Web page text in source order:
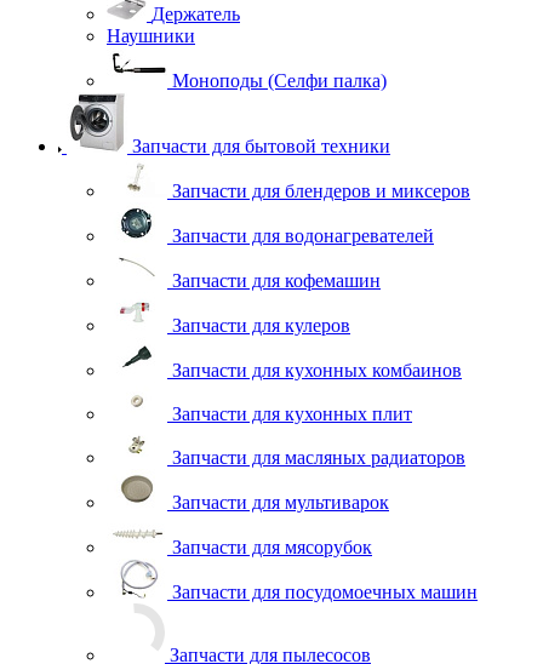
Держатель
Наушники
Моноподы (Селфи палка)
Запчасти для бытовой техники
Запчасти для блендеров и миксеров
Запчасти для водонагревателей
Запчасти для кофемашин
Запчасти для кулеров
Запчасти для кухонных комбаинов
Запчасти для кухонных плит
Запчасти для масляных радиаторов
Запчасти для мультиварок
Запчасти для мясорубок
Запчасти для посудомоечных машин